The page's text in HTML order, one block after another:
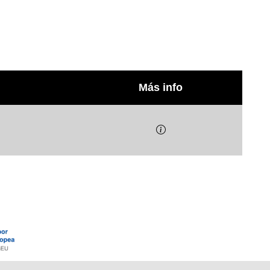
Más info